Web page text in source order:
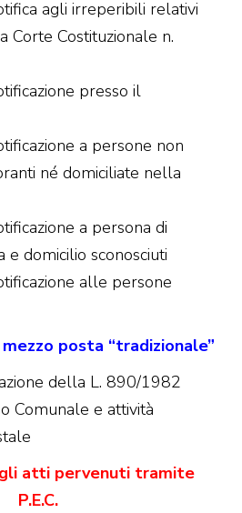
agli irreperibili relativi
Corte Costituzionale n.
presso il
a persone non
né domiciliate nella
a persona di
e domicilio sconosciuti
alle persone
posta “tradizionale”
della L. 890/1982
Comunale e attività
atti pervenuti tramite
P.E.C.